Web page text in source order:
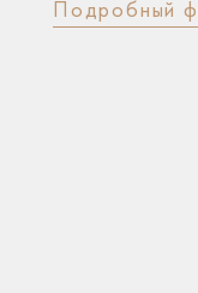
Подробный